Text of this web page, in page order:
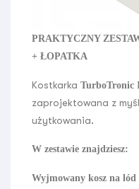
PRAKTYCZNY
+ ŁOPATKA
Kostkarka TurboTronic
zaprojektowana z
użytkowania.
W zestawie znajdziesz:
Wyjmowany kosz na lód